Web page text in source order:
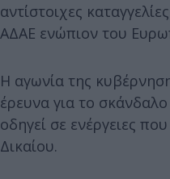
αντίστοιχες
ΑΔΑΕ ενώπιον του
Η αγωνία της
έρευνα για το
οδηγεί σε ενέργειες
Δικαίου.